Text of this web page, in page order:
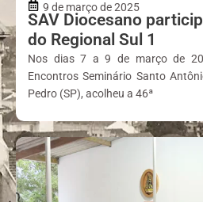
9 de março de 2025
SAV Diocesano
do Regional Sul 1
Nos dias 7 a 9 de março de
Encontros Seminário Santo
Pedro (SP), acolheu a 46ª